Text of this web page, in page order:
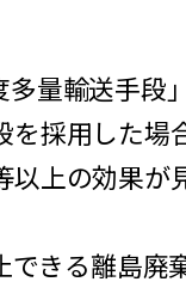
量輸送手段
採用した場
上の効果が
きる離島廃